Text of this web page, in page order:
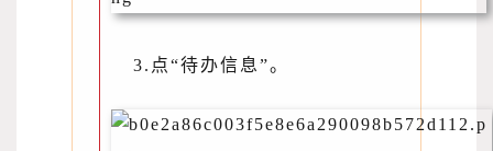
3.点“待办信息”。